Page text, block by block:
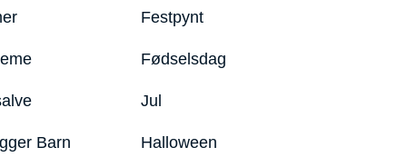
Barn
Festpynt
Fødselsdag
Jul
Halloween